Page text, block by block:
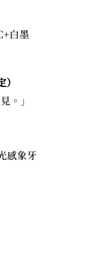
白墨
。」
感象牙